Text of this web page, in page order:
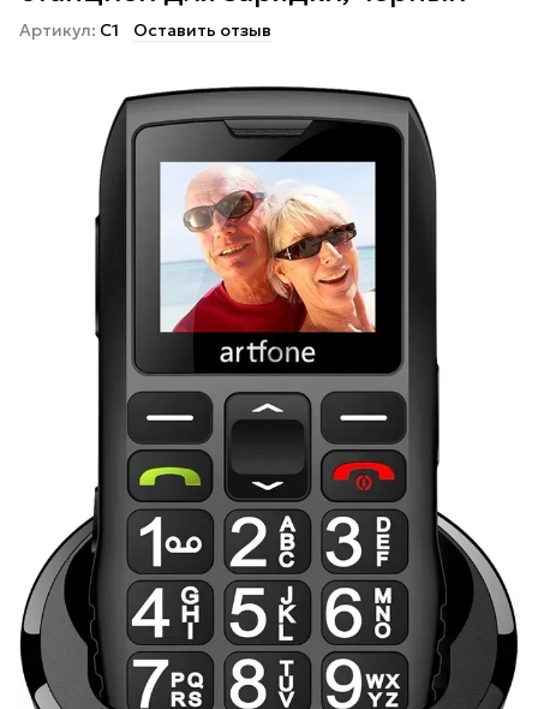
Артикул: C1 Оставить отзыв